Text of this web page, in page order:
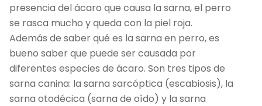
presencia del ácaro que causa la sarna, el perro
se rasca mucho y queda con la piel roja.
Además de saber qué es la sarna en perro, es
bueno saber que puede ser causada por
diferentes especies de ácaro. Son tres tipos de
sarna canina: la sarna sarcóptica (escabiosis), la
sarna otodécica (sarna de oído) y la sarna